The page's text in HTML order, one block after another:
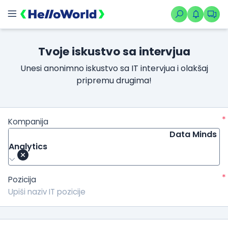
Tvoje iskustvo sa intervjua
Unesi anonimno iskustvo sa IT intervjua i olakšaj
pripremu drugima!
Kompanija
*
Data Minds
Analytics
Pozicija *